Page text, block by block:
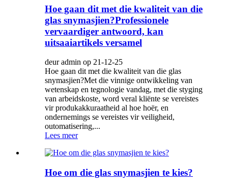
Hoe gaan dit met die kwaliteit van die
glas snymasjien?Professionele
vervaardiger antwoord, kan
uitsaaiartikels versamel
deur admin op 21-12-25
Hoe gaan dit met die kwaliteit van die glas
snymasjien?Met die vinnige ontwikkeling van
wetenskap en tegnologie vandag, met die styging
van arbeidskoste, word veral kliënte se vereistes
vir produkakkuraatheid al hoe hoër, en
ondernemings se vereistes vir veiligheid,
outomatisering,...
Lees meer
Hoe om die glas snymasjien te kies?